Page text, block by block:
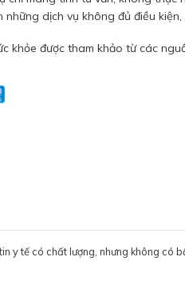
dịch vụ không đủ điều
khỏe được tham khảo từ các
y tế có chất lượng, nhưng không có